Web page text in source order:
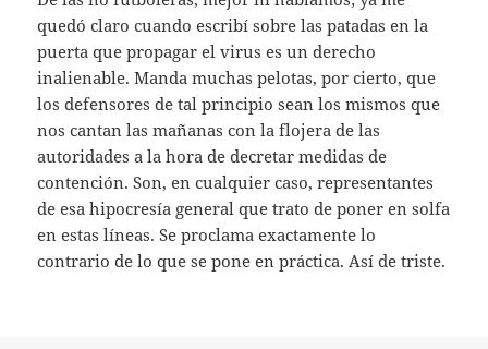
quedó claro cuando escribí sobre las patadas en la
puerta que propagar el virus es un derecho
inalienable. Manda muchas pelotas, por cierto, que
los defensores de tal principio sean los mismos que
nos cantan las mañanas con la flojera de las
autoridades a la hora de decretar medidas de
contención. Son, en cualquier caso, representantes
de esa hipocresía general que trato de poner en solfa
en estas líneas. Se proclama exactamente lo
contrario de lo que se pone en práctica. Así de triste.